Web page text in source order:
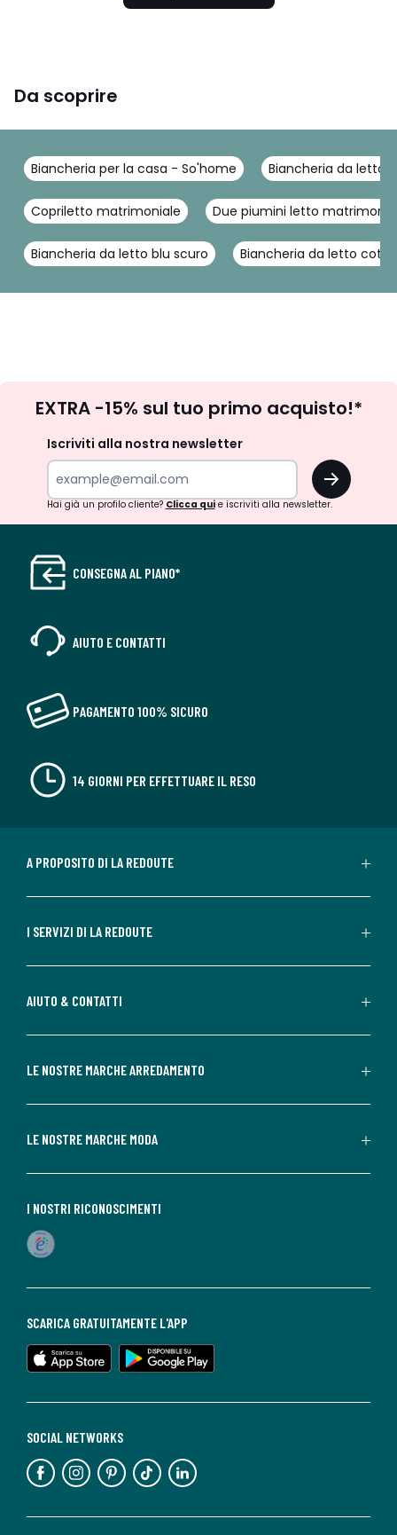
Da scoprire
Biancheria per la casa - So'home Biancheria da letto
Copriletto matrimoniale Due piumini letto
Biancheria da letto blu scuro Biancheria da letto
newsletter
EXTRA -15% sul tuo primo acquisto!*
Iscriviti alla nostra newsletter
OK
Hai già un profilo cliente? Clicca quie iscriviti alla newsletter.
CONSEGNA AL PIANO*
AIUTO E CONTATTI
PAGAMENTO 100% SICURO
14 GIORNI PER EFFETTUARE IL RESO
A PROPOSITO DI LA REDOUTE
I SERVIZI DI LA REDOUTE
AIUTO & CONTATTI
LE NOSTRE MARCHE ARREDAMENTO
LE NOSTRE MARCHE MODA
SOCIAL NETWORKS
SCARICA GRATUITAMENTE L'APP
I NOSTRI RICONOSCIMENTI